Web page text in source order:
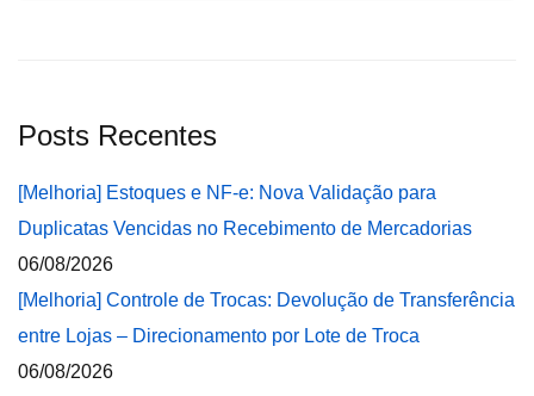
Posts Recentes
[Melhoria] Estoques e NF-e: Nova Validação para
Duplicatas Vencidas no Recebimento de Mercadorias
06/08/2026
[Melhoria] Controle de Trocas: Devolução de Transferência
entre Lojas – Direcionamento por Lote de Troca
06/08/2026